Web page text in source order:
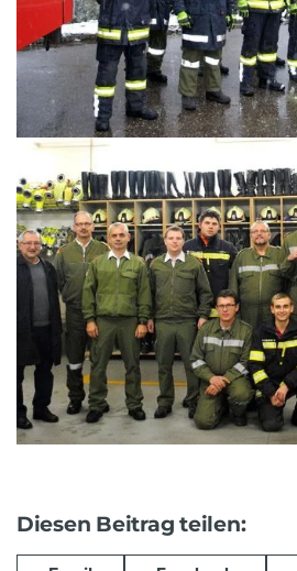
Diesen Beitrag teilen: